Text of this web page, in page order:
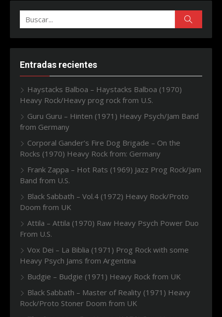
Buscar:
Entradas recientes
Haystacks Balboa – Haystacks Balboa (1970)
Heavy Rock/Heavy prog rock from U.S.
Guru Guru – Hinten (1971) Heavy Psych/Jam Band
from Germany
Corporal Gander’s Fire Dog Brigade – On the
Rocks (1970) Heavy Rock from: Germany
Frank Zappa – Hot Rats (1969) Jazz Prog Rock/Jam
Band from U.S.
Black Sabbath – Vol.4 (1972) Heavy Rock/Proto
Doom from UK
Attila – Attila (1970) Raw Heavy Psych Power Duo
From U.S.
Vox Dei – La Biblia (1971) Prog Rock with some
Heavy Psych Jams from Argentina
Budgie – Budgie (1971) Heavy Rock from UK
Black Sabbath – Master of Reality (1971) Heavy
Rock/Proto Stoner Doom from UK